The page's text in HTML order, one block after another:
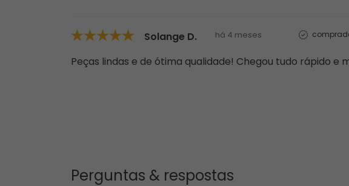
Solange D. há 4 meses
Peças lindas e de ótima qualidade! Chegou tudo rápido e
Perguntas & respostas